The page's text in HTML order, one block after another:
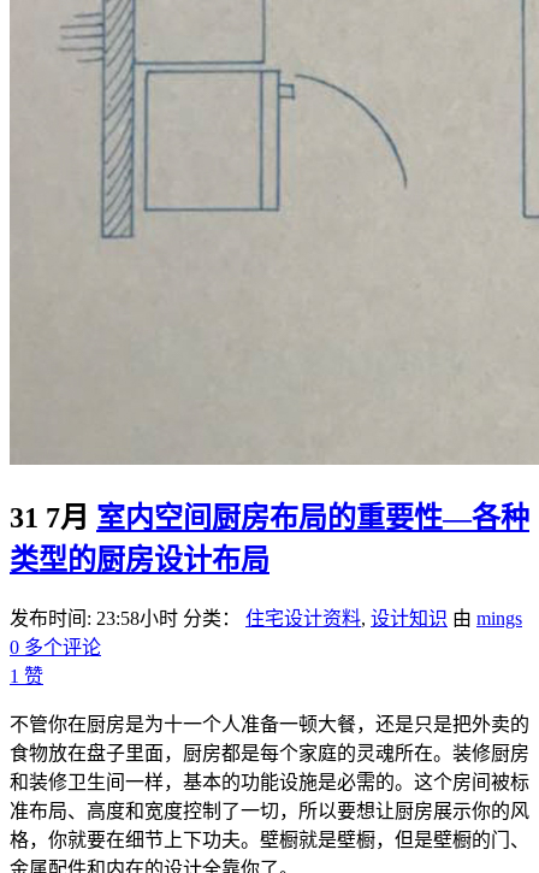
31 7月 室内空间厨房布局的重要性—各种
类型的厨房设计布局
发布时间: 23:58小时 分类： 住宅设计资料, 设计知识 由 mings
0 多个评论
1 赞
不管你在厨房是为十一个人准备一顿大餐，还是只是把外卖的
食物放在盘子里面，厨房都是每个家庭的灵魂所在。装修厨房
和装修卫生间一样，基本的功能设施是必需的。这个房间被标
准布局、高度和宽度控制了一切，所以要想让厨房展示你的风
格，你就要在细节上下功夫。壁橱就是壁橱，但是壁橱的门、
金属配件和内在的设计全靠你了。...